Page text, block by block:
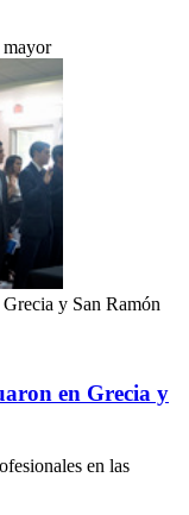
mayor
y San Ramón
en Grecia y
en las